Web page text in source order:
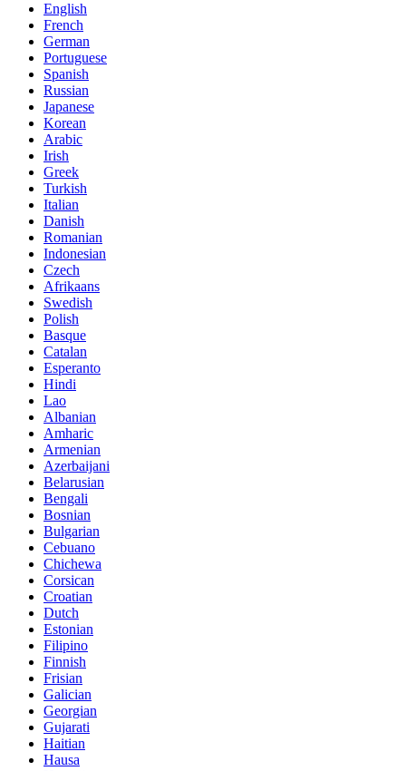
English
French
German
Portuguese
Spanish
Russian
Japanese
Korean
Arabic
Irish
Greek
Turkish
Italian
Danish
Romanian
Indonesian
Czech
Afrikaans
Swedish
Polish
Basque
Catalan
Esperanto
Hindi
Lao
Albanian
Amharic
Armenian
Azerbaijani
Belarusian
Bengali
Bosnian
Bulgarian
Cebuano
Chichewa
Corsican
Croatian
Dutch
Estonian
Filipino
Finnish
Frisian
Galician
Georgian
Gujarati
Haitian
Hausa